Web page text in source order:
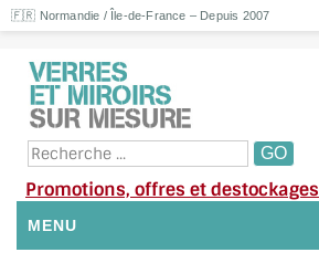
🇫🇷 Normandie / Île-de-France – Depuis 2007
Promotions, offres et destockages
MENU